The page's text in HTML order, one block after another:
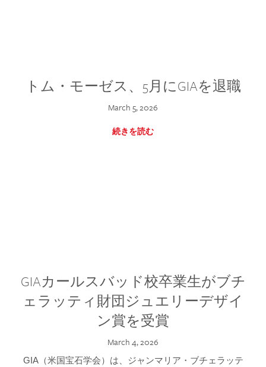
トム・モーゼス、5月にGIAを退職
March 5, 2026
続きを読む
GIAカールスバッド校卒業生がブチ
ェラッティ財団ジュエリーデザイ
ン賞を受賞
March 4, 2026
GIA（米国宝石学会）は、ジャンマリア・ブチェラッテ